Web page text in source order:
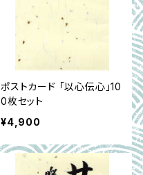
ポストカード 「以心伝心」10
0枚セット
¥4,900